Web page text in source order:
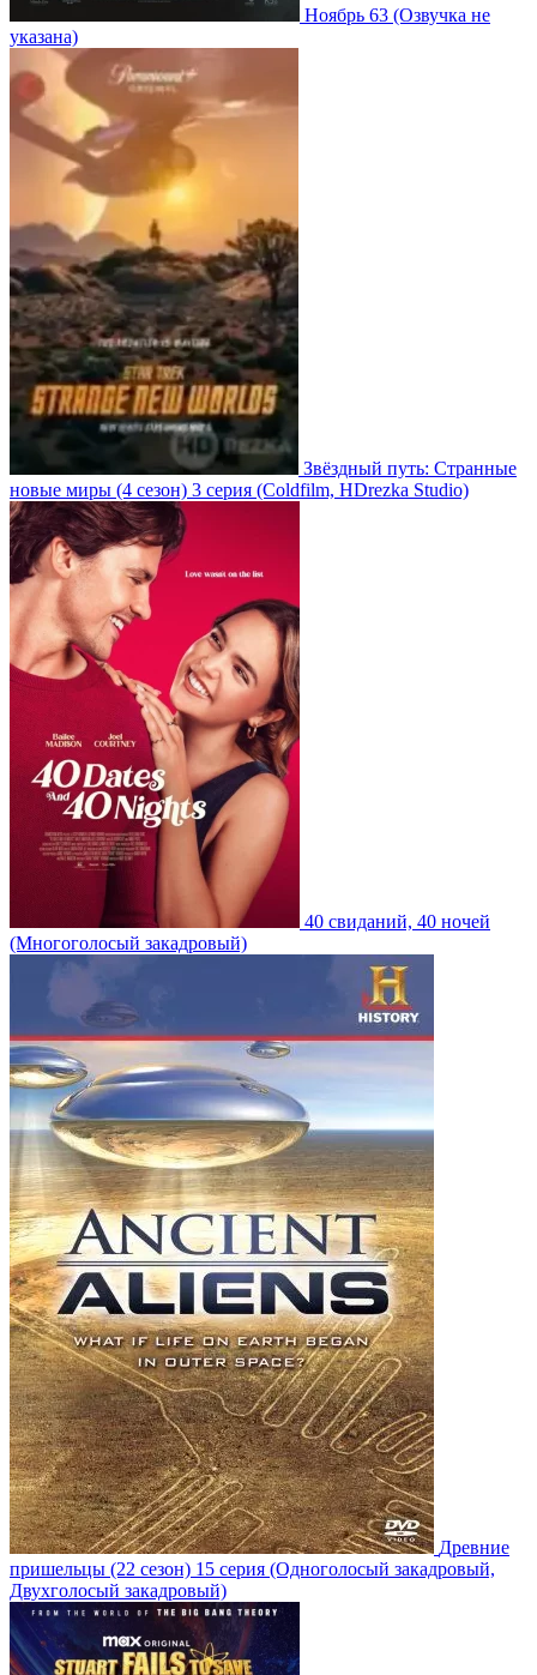
Ноябрь 63 (Озвучка не
указана)
Звёздный путь: Странные
новые миры (4 сезон) 3 серия (Coldfilm, HDrezka Studio)
40 свиданий, 40 ночей
(Многоголосый закадровый)
Древние
пришельцы (22 сезон) 15 серия (Одноголосый закадровый,
Двухголосый закадровый)